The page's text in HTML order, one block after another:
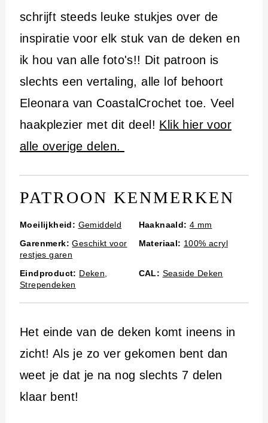
schrijft steeds leuke stukjes over de
inspiratie voor elk stuk van de deken en
ik hou van alle foto's!! Dit patroon is
slechts een vertaling, alle lof behoort
Eleonara van CoastalCrochet toe. Veel
haakplezier met dit deel! Klik hier voor
alle overige delen.
PATROON KENMERKEN
Moeilijkheid: Gemiddeld Haaknaald: 4 mm
Garenmerk: Geschikt voor
restjes garen
Materiaal: 100% acryl
Eindproduct: Deken
Strependeken
CAL: Seaside Deken
Het einde van de deken komt ineens in
zicht! Als je zo ver gekomen bent dan
weet je dat je na nog slechts 7 delen
klaar bent!